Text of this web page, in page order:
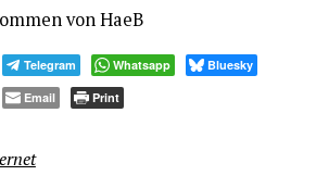
von HaeB
Telegram Whatsapp Bluesky
Email Print